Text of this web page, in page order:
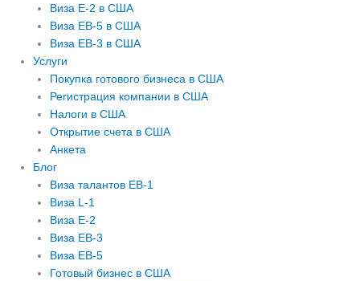
a
m
Виза E-2 в США
Виза EB-5 в США
Виза EB-3 в США
Услуги
Покупка готового бизнеса в США
Регистрация компании в США
Налоги в США
Открытие счета в США
Анкета
Блог
Виза талантов EB-1
Виза L-1
Виза E-2
Виза EB-3
Виза EB-5
Готовый бизнес в США